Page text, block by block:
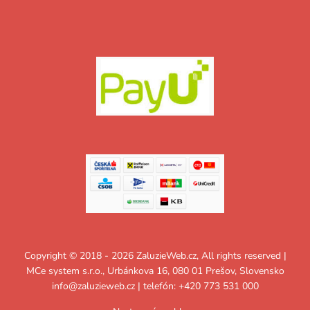
Copyright © 2018 - 2026 ZaluzieWeb.cz, All rights reserved |
MCe system s.r.o., Urbánkova 16, 080 01 Prešov, Slovensko
info@zaluzieweb.cz| telefón: +420 773 531 000